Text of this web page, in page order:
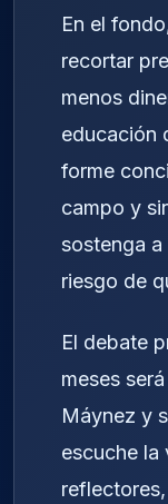
En el
recortar
menos
educación
forme
campo y
sostenga a
riesgo de
El debate
meses
Máynez y
escuche la